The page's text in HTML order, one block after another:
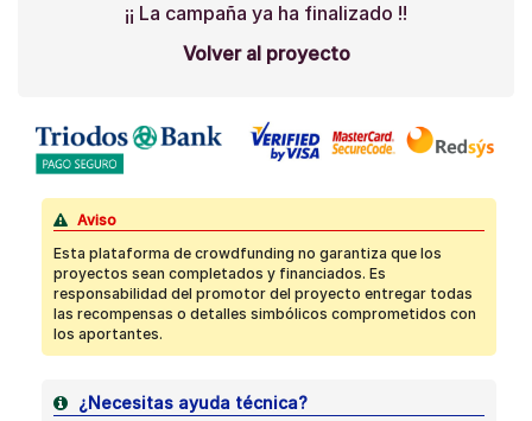
¡¡ La campaña ya ha finalizado !!
Volver al proyecto
Aviso
Esta plataforma de crowdfunding no garantiza que los
proyectos sean completados y financiados. Es
responsabilidad del promotor del proyecto entregar todas
las recompensas o detalles simbólicos comprometidos con
los aportantes.
¿Necesitas ayuda técnica?